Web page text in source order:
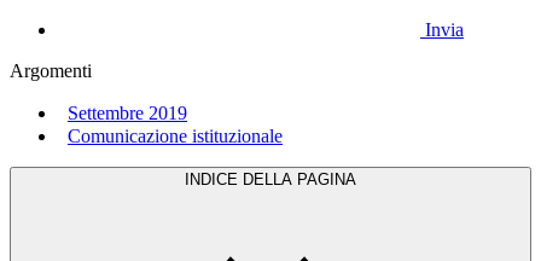
Invia
Argomenti
Settembre 2019
Comunicazione istituzionale
INDICE DELLA PAGINA